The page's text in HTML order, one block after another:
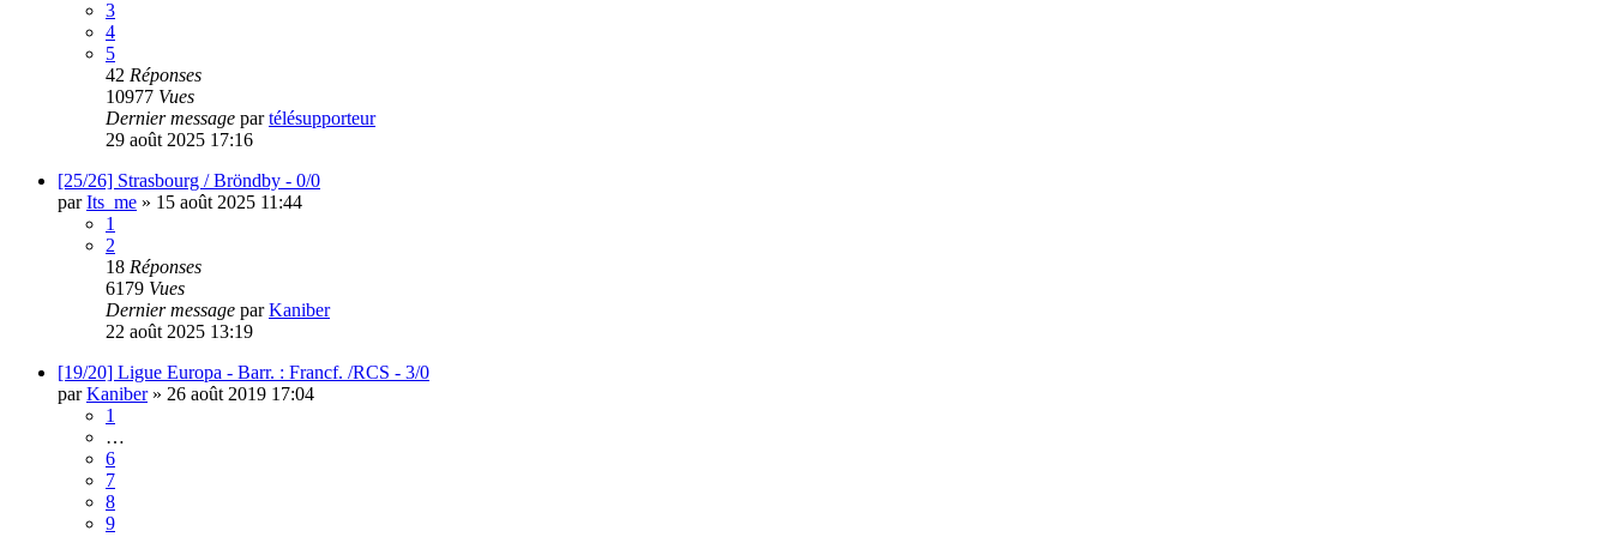
3
4
5
42 Réponses
10977 Vues
Dernier message partélésupporteur
29 août 2025 17:16
[25/26] Strasbourg / Bröndby - 0/0
parIts_me » 15 août 2025 11:44
1
2
18 Réponses
6179 Vues
Dernier message parKaniber
22 août 2025 13:19
[19/20] Ligue Europa - Barr. : Francf. /RCS - 3/0
parKaniber» 26 août 2019 17:04
1
…
6
7
8
9